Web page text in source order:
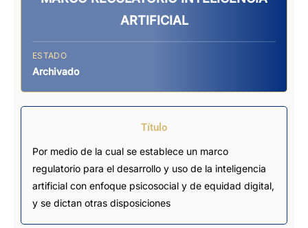
ARTIFICIAL
ESTADO
Archivado
Título
Por medio de la cual se establece un marco
regulatorio para el desarrollo y uso de la inteligencia
artificial con enfoque psicosocial y de equidad digital,
y se dictan otras disposiciones